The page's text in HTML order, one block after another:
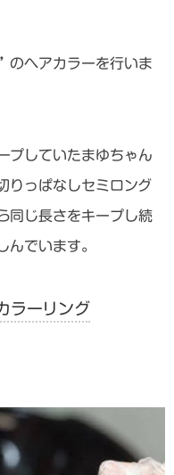
のヘアカラーを行いま
プしていたまゆちゃん
りっぱなしセミロング
同じ長さをキープし続
んでいます。
ラーリング